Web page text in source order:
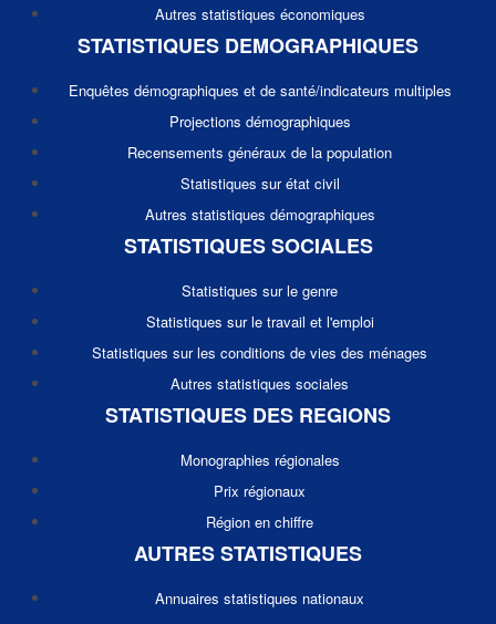
Autres statistiques économiques
STATISTIQUES DEMOGRAPHIQUES
Enquêtes démographiques et de santé/indicateurs multiples
Projections démographiques
Recensements généraux de la population
Statistiques sur état civil
Autres statistiques démographiques
STATISTIQUES SOCIALES
Statistiques sur le genre
Statistiques sur le travail et l'emploi
Statistiques sur les conditions de vies des ménages
Autres statistiques sociales
STATISTIQUES DES REGIONS
Monographies régionales
Prix régionaux
Région en chiffre
AUTRES STATISTIQUES
Annuaires statistiques nationaux